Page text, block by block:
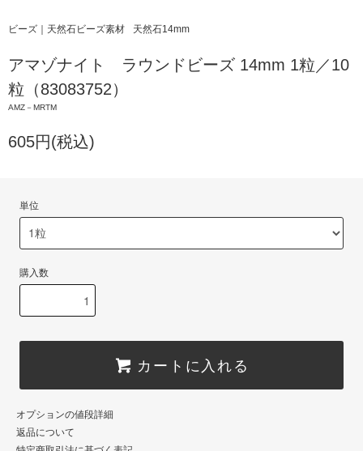
ビーズ｜天然石ビーズ素材 天然石14mm
アマゾナイト ラウンドビーズ 14mm 1粒／10
粒（83083752）
AMZ－MRTM
605円(税込)
単位
購入数
カートに入れる
オプションの値段詳細
返品について